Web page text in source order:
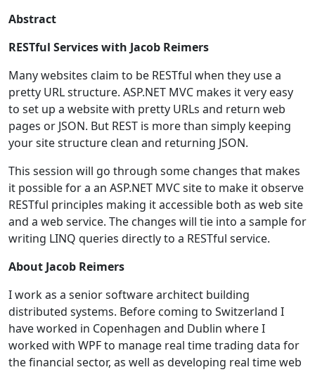
Abstract
RESTful Services with Jacob Reimers
Many websites claim to be RESTful when they use a
pretty URL structure. ASP.NET MVC makes it very easy
to set up a website with pretty URLs and return web
pages or JSON. But REST is more than simply keeping
your site structure clean and returning JSON.
This session will go through some changes that makes
it possible for a an ASP.NET MVC site to make it observe
RESTful principles making it accessible both as web site
and a web service. The changes will tie into a sample for
writing LINQ queries directly to a RESTful service.
About Jacob Reimers
I work as a senior software architect building
distributed systems. Before coming to Switzerland I
have worked in Copenhagen and Dublin where I
worked with WPF to manage real time trading data for
the financial sector, as well as developing real time web